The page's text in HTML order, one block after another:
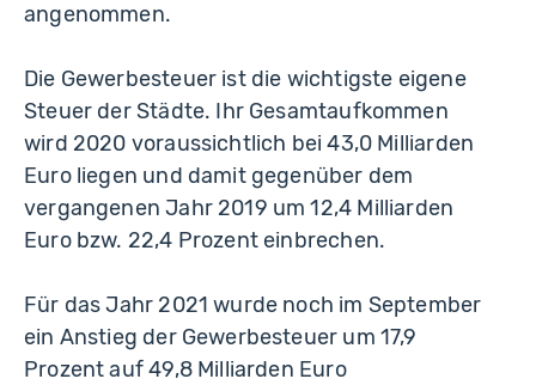
angenommen.
Die Gewerbesteuer ist die wichtigste eigene
Steuer der Städte. Ihr Gesamtaufkommen
wird 2020 voraussichtlich bei 43,0 Milliarden
Euro liegen und damit gegenüber dem
vergangenen Jahr 2019 um 12,4 Milliarden
Euro bzw. 22,4 Prozent einbrechen.
Für das Jahr 2021 wurde noch im September
ein Anstieg der Gewerbesteuer um 17,9
Prozent auf 49,8 Milliarden Euro